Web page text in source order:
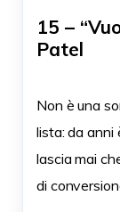
15 –
Patel
Non è una
lista: da anni
lascia mai
di